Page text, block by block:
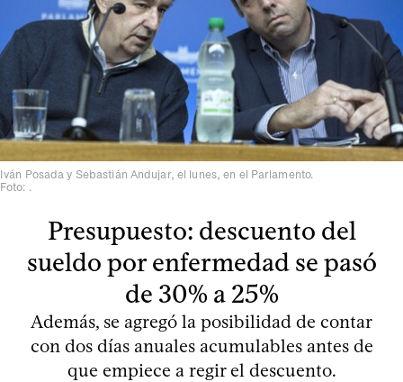
Iván Posada y Sebastián Andujar, el lunes, en el Parlamento.
Foto: .
Presupuesto: descuento del
sueldo por enfermedad se pasó
de 30% a 25%
Además, se agregó la posibilidad de contar
con dos días anuales acumulables antes de
que empiece a regir el descuento.